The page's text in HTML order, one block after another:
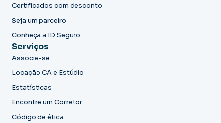
Certificados com desconto
Seja um parceiro
Conheça a ID Seguro
Serviços
Associe-se
Locação CA e Estúdio
Estatísticas
Encontre um Corretor
Código de ética